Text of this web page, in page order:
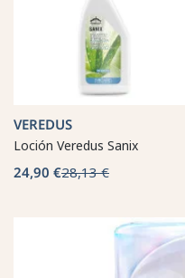
VEREDUS
Loción Veredus Sanix
24,90 €28,13 €